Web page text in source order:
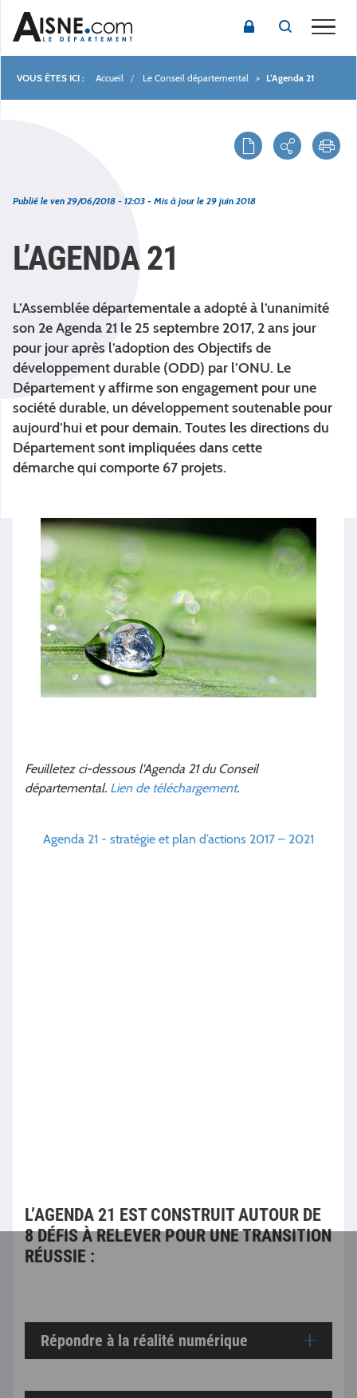
Fil
Accueil Le Conseil départemental L’Agenda 21
Publié le ven 29/06/2018 - 12:03 - Mis à jour le 29 juin 2018
L’AGENDA 21
L’Assemblée départementale a adopté à l’unanimité
son 2e Agenda 21 le 25 septembre 2017, 2 ans jour
pour jour après l’adoption des Objectifs de
développement durable (ODD) par l’ONU. Le
Département y affirme son engagement pour une
société durable, un développement soutenable pour
aujourd’hui et pour demain. Toutes les directions du
Département sont impliquées dans cette
démarche qui comporte 67 projets.
Feuilletez ci-dessous l'Agenda 21 du Conseil
départemental. Lien de téléchargement.
Agenda 21 - stratégie et plan d’actions 2017 – 2021
L’AGENDA 21 EST CONSTRUIT AUTOUR DE
8 DÉFIS À RELEVER POUR UNE TRANSITION
RÉUSSIE :
Répondre à la réalité numérique